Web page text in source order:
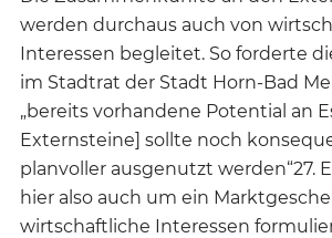
werden durchaus auch von
Interessen begleitet. So forderte
im Stadtrat der Stadt Horn-Bad
„bereits vorhandene Potential an
Externsteine] sollte noch
planvoller ausgenutzt werden“27.
hier also auch um ein
wirtschaftliche Interessen